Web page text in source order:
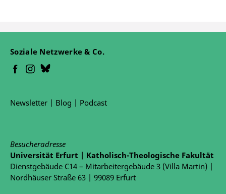
Soziale Netzwerke & Co.
Newsletter | Blog | Podcast
Besucheradresse
Universität Erfurt | Katholisch-Theologische Fakultät
Dienstgebäude C14 – Mitarbeitergebäude 3 (Villa Martin) |
Nordhäuser Straße 63 | 99089 Erfurt